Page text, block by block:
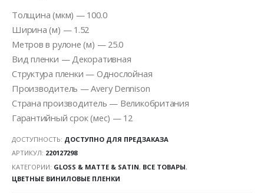
Толщина (мкм) — 100.0
Ширина (м) — 1.52
Метров в рулоне (м) — 25.0
Вид пленки — Декоративная
Структура пленки — Однослойная
Производитель — Avery Dennison
Страна производитель — Великобритания
Гарантийный срок (мес) — 12
ДОСТУПНОСТЬ: ДОСТУПНО ДЛЯ ПРЕДЗАКАЗА
АРТИКУЛ: 220127298
КАТЕГОРИИ: GLOSS & MATTE & SATIN, ВСЕ ТОВАРЫ,
ЦВЕТНЫЕ ВИНИЛОВЫЕ ПЛЕНКИ